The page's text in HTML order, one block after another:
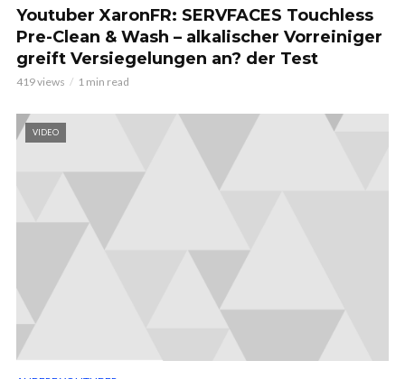
Youtuber XaronFR: SERVFACES Touchless
Pre-Clean & Wash – alkalischer Vorreiniger
greift Versiegelungen an? der Test
419 views 1 min read
VIDEO